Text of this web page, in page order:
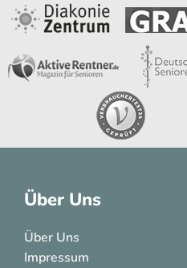
Über Uns
Über Uns
Impressum